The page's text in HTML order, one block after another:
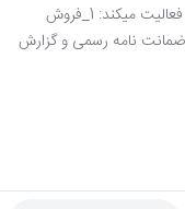
شرکت تابان مهر نیرو زنگان در زمینه های زیر فعالیت میکند: 1_فروش
ضمانت نامه رسمی و گزارش